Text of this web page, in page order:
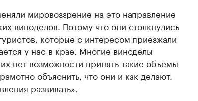
мировоззрение на это направление
виноделов. Потому что они столкнулись
которые с интересом приезжали
у нас в крае. Многие виноделы
нет возможности принять такие объемы
объяснить, что они и как делают.
развивать».